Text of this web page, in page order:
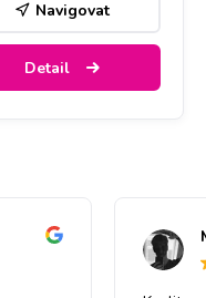
Navigovat
Detail